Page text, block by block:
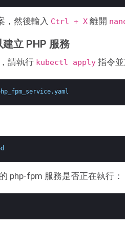
，然後輸入 Ctrl + X 離開
立 PHP 服務
請執行 kubectl apply 指令
.yaml
php-fpm 服務是否正在執行：